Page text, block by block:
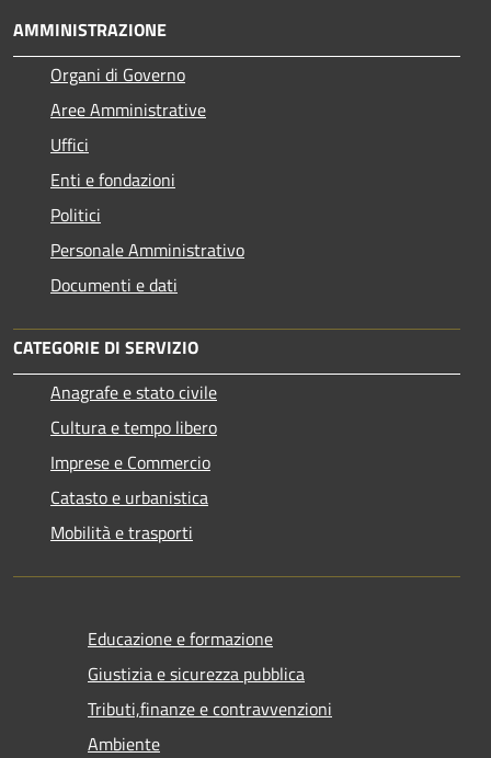
AMMINISTRAZIONE
Organi di Governo
Aree Amministrative
Uffici
Enti e fondazioni
Politici
Personale Amministrativo
Documenti e dati
CATEGORIE DI SERVIZIO
Anagrafe e stato civile
Cultura e tempo libero
Imprese e Commercio
Catasto e urbanistica
Mobilità e trasporti
Educazione e formazione
Giustizia e sicurezza pubblica
Tributi,finanze e contravvenzioni
Ambiente